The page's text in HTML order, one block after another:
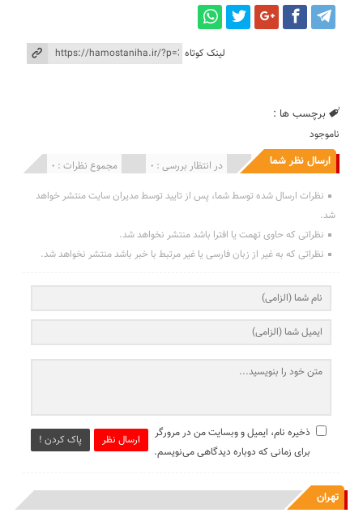
لینک کوتاه
برچسب ها :
ناموجود
ارسال نظر شما مجموع نظرات : 0 در انتظار بررسی : 0 انتشار یافته : 0
نظرات ارسال شده توسط شما، پس از تایید توسط مدیران سایت منتشر خواهد
شد.
نظراتی که حاوی تهمت یا افترا باشد منتشر نخواهد شد.
نظراتی که به غیر از زبان فارسی یا غیر مرتبط با خبر باشد منتشر نخواهد شد.
ارسال نظر پاک کردن !
ذخیره نام، ایمیل و وبسایت من در مرورگر
برای زمانی که دوباره دیدگاهی می‌نویسم.
تهران